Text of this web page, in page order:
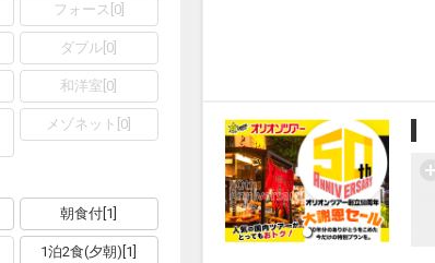
フォース 0]
ダブル 0
和洋室 0
メゾネット 0
朝食付 1
1泊2食(夕朝) 1